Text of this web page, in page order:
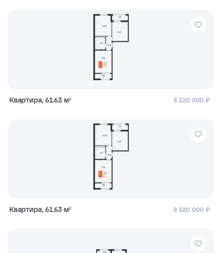
Квартира, 61.63 м² 8 520 000 ₽
Квартира, 61.63 м² 8 520 000 ₽